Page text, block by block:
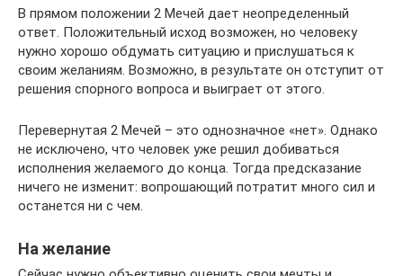
В прямом положении 2 Мечей дает неопределенный
ответ. Положительный исход возможен, но человеку
нужно хорошо обдумать ситуацию и прислушаться к
своим желаниям. Возможно, в результате он отступит от
решения спорного вопроса и выиграет от этого.
Перевернутая 2 Мечей – это однозначное «нет». Однако
не исключено, что человек уже решил добиваться
исполнения желаемого до конца. Тогда предсказание
ничего не изменит: вопрошающий потратит много сил и
останется ни с чем.
На желание